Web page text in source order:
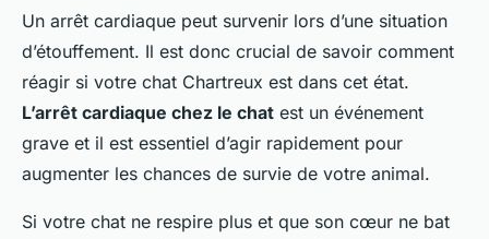
Un arrêt cardiaque peut survenir lors d’une situation
d’étouffement. Il est donc crucial de savoir comment
réagir si votre chat Chartreux est dans cet état.
L’arrêt cardiaque chez le chat est un événement
grave et il est essentiel d’agir rapidement pour
augmenter les chances de survie de votre animal.
Si votre chat ne respire plus et que son cœur ne bat